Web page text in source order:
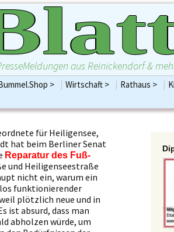
aus Reinickendorf &
Zum
springen
>
|
Borsigwalde
Heiligensee
Hermsdorf
Konradshöhe
Reinickendorf
Tegel
Waidmannslust
Wittenau
Sonstige.Bummel.Shop
Alles Bummel.Shop
Unbedingt für´s Smartphone
Wirtschaft >
|
Dienstleistungen
Gesundheit
Recht und Steuern
Rathaus >
|
Emine
für Heiligensee,
hat beim Berliner Senat
Reparatur des Fuß-
und Heiligenseestraße
nicht ein, warum ein
funktionierender
plötzlich neue und in
ist absurd, dass man
abholzen würde, um